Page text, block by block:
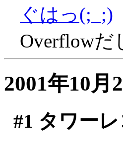
ぐはっ(;_;)
Overflow
2001年10月
#1 タワー